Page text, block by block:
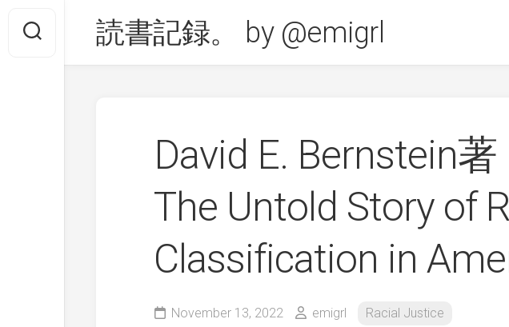
content
読書記録。 by @emigrl
David E. Bernstein
The Untold Story of
Classification in
November 13, 2022 emigrl Racial Justice